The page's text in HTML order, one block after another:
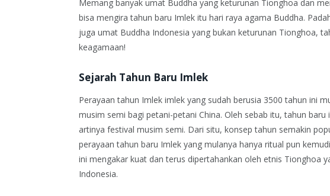
Memang banyak umat Buddha yang keturunan Tionghoa dan
bisa mengira tahun baru Imlek itu hari raya agama Buddha.
juga umat Buddha Indonesia yang bukan keturunan Tionghoa,
keagamaan!
Sejarah Tahun Baru Imlek
Perayaan tahun Imlek imlek yang sudah berusia 3500 tahun ini
musim semi bagi petani-petani China. Oleh sebab itu, tahun
artinya festival musim semi. Dari situ, konsep tahun semakin
perayaan tahun baru Imlek yang mulanya hanya ritual pun
ini mengakar kuat dan terus dipertahankan oleh etnis Tionghoa
Indonesia.